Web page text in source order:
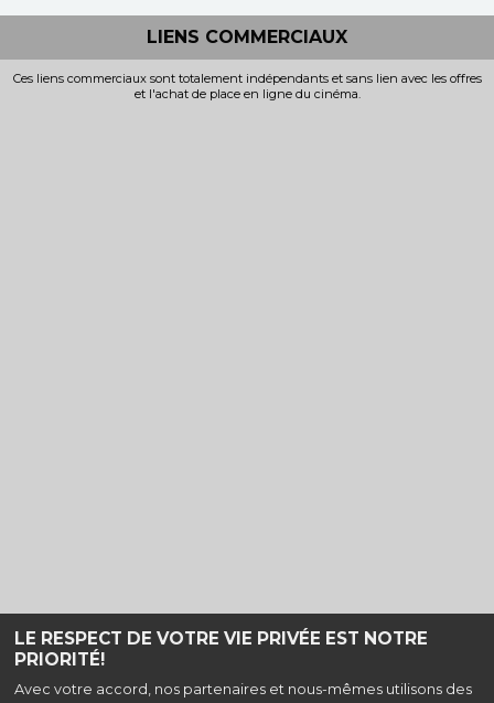
LE RESPECT DE VOTRE VIE PRIVÉE EST NOTRE
PRIORITÉ!
Avec votre accord, nos partenaires et nous-mêmes utilisons des
LIENS COMMERCIAUX
Ces liens commerciaux sont totalement indépendants et sans lien avec les offres
et l'achat de place en ligne du cinéma.
Haut de page